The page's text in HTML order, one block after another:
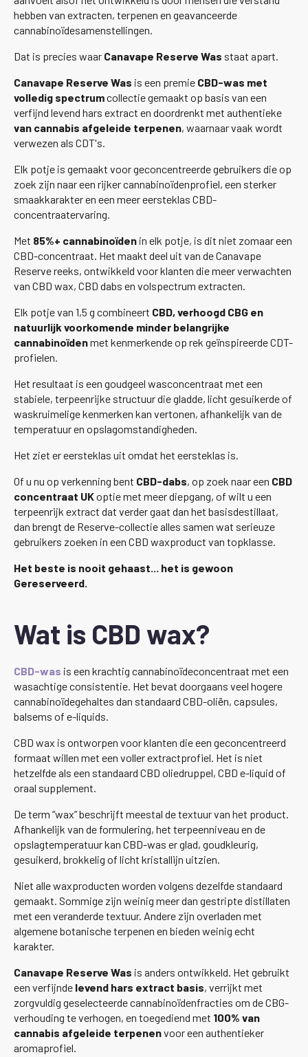
hebben van extracten, terpenen en geavanceerde
cannabinoïdesamenstellingen.
Dat is precies waar Canavape Reserve Was staat apart.
Canavape Reserve Was is een premie CBD-was met
volledig spectrumcollectie gemaakt op basis van een
verfijnd levend hars extract en doordrenkt met authentieke
van cannabis afgeleide terpenen, waarnaar vaak wordt
verwezen als CDT's.
Elk potje is gemaakt voor geconcentreerde gebruikers die op
zoek zijn naar een rijker cannabinoïdenprofiel, een sterker
smaakkarakter en een meer eersteklas CBD-
concentraatervaring.
Met 85%+ cannabinoïden in elk potje, is dit niet zomaar een
CBD-concentraat. Het maakt deel uit van de Canavape
Reserve reeks, ontwikkeld voor klanten die meer verwachten
van CBD wax, CBD dabs en volspectrum extracten.
Elk potje van 1,5 g combineert CBD, verhoogd CBG en
natuurlijk voorkomende minder belangrijke
cannabinoïdenmet kenmerkende op rek geïnspireerde CDT-
profielen.
Het resultaat is een goudgeel wasconcentraat met een
stabiele, terpeenrijke structuur die gladde, licht gesuikerde of
waskruimelige kenmerken kan vertonen, afhankelijk van de
temperatuur en opslagomstandigheden.
Het ziet er eersteklas uit omdat het eersteklas is.
Of u nu op verkenning bent CBD-dabs, op zoek naar een CBD
concentraat UKoptie met meer diepgang, of wilt u een
terpeenrijk extract dat verder gaat dan het basisdestillaat,
dan brengt de Reserve-collectie alles samen wat serieuze
gebruikers zoeken in een CBD waxproduct van topklasse.
Het beste is nooit gehaast... het is gewoon
Gereserveerd.
Wat is CBD wax?
CBD-was is een krachtig cannabinoïdeconcentraat met een
wasachtige consistentie. Het bevat doorgaans veel hogere
cannabinoïdegehaltes dan standaard CBD-oliën, capsules,
balsems of e-liquids.
CBD wax is ontworpen voor klanten die een geconcentreerd
formaat willen met een voller extractprofiel. Het is niet
hetzelfde als een standaard CBD oliedruppel, CBD e-liquid of
oraal supplement.
De term “wax” beschrijft meestal de textuur van het product.
Afhankelijk van de formulering, het terpeenniveau en de
opslagtemperatuur kan CBD-was er glad, goudkleurig,
gesuikerd, brokkelig of licht kristallijn uitzien.
Niet alle waxproducten worden volgens dezelfde standaard
gemaakt. Sommige zijn weinig meer dan gestripte distillaten
met een veranderde textuur. Andere zijn overladen met
algemene botanische terpenen en bieden weinig echt
karakter.
Canavape Reserve Was is anders ontwikkeld. Het gebruikt
een verfijnde levend hars extract basis, verrijkt met
zorgvuldig geselecteerde cannabinoïdenfracties om de CBG-
verhouding te verhogen, en toegediend met 100% van
cannabis afgeleide terpenenvoor een authentieker
aromaprofiel.